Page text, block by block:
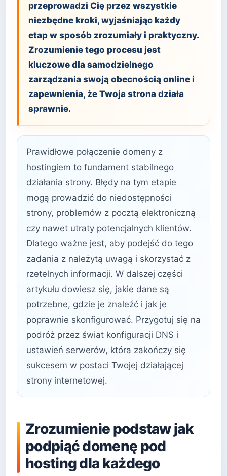
przeprowadzi Cię przez wszystkie
niezbędne kroki, wyjaśniając każdy
etap w sposób zrozumiały i praktyczny.
Zrozumienie tego procesu jest
kluczowe dla samodzielnego
zarządzania swoją obecnością online i
zapewnienia, że Twoja strona działa
sprawnie.
Prawidłowe połączenie domeny z
hostingiem to fundament stabilnego
działania strony. Błędy na tym etapie
mogą prowadzić do niedostępności
strony, problemów z pocztą elektroniczną
czy nawet utraty potencjalnych klientów.
Dlatego ważne jest, aby podejść do tego
zadania z należytą uwagą i skorzystać z
rzetelnych informacji. W dalszej części
artykułu dowiesz się, jakie dane są
potrzebne, gdzie je znaleźć i jak je
poprawnie skonfigurować. Przygotuj się na
podróż przez świat konfiguracji DNS i
ustawień serwerów, która zakończy się
sukcesem w postaci Twojej działającej
strony internetowej.
Zrozumienie podstaw jak
podpiąć domenę pod
hosting dla każdego